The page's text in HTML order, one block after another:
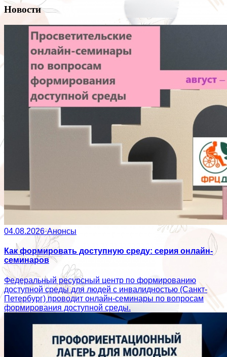
Новости
04.08.2026·Анонсы
Как формировать доступную среду: серия онлайн-
семинаров
Федеральный ресурсный центр по формированию
доступной среды для людей с инвалидностью (Санкт-
Петербург) проводит онлайн-семинары по вопросам
формирования доступной среды.